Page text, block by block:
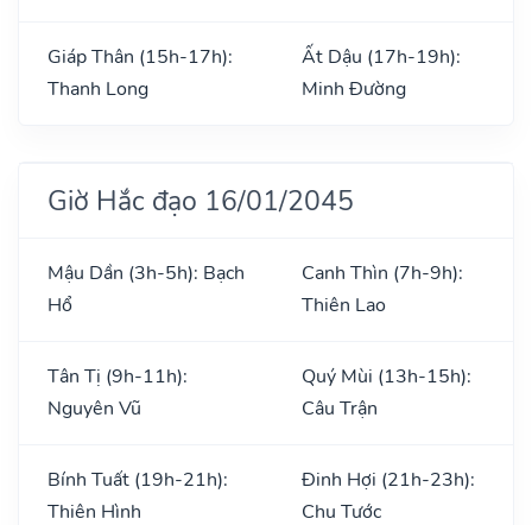
Giáp Thân (15h-17h):
Thanh Long
Ất Dậu (17h-19h):
Minh Đường
Giờ Hắc đạo 16/01/2045
Mậu Dần (3h-5h): Bạch
Hổ
Canh Thìn (7h-9h):
Thiên Lao
Tân Tị (9h-11h):
Nguyên Vũ
Quý Mùi (13h-15h):
Câu Trận
Bính Tuất (19h-21h):
Thiên Hình
Đinh Hợi (21h-23h):
Chu Tước